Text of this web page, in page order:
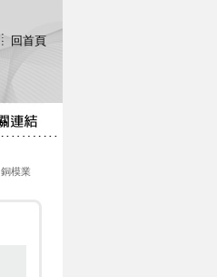
回首頁
銅模業